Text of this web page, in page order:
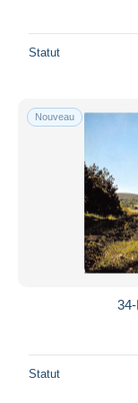
Statut
Nouveau
Statut